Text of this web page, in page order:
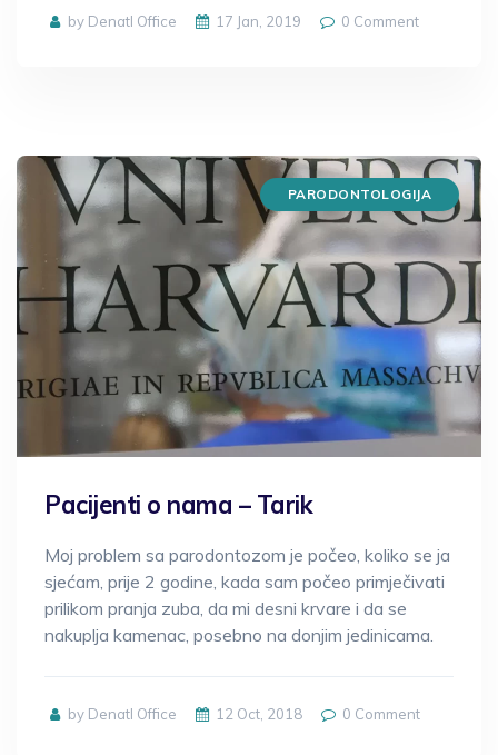
by Denatl Office 17 Jan, 2019 0 Comment
PARODONTOLOGIJA
Pacijenti o nama – Tarik
Moj problem sa parodontozom je počeo, koliko se ja
sjećam, prije 2 godine, kada sam počeo primječivati
prilikom pranja zuba, da mi desni krvare i da se
nakuplja kamenac, posebno na donjim jedinicama.
by Denatl Office 12 Oct, 2018 0 Comment